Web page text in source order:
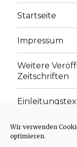
Wir verwenden
optimieren.
Startseite
Impressum
Weitere
Zeitschriften
„schwachen